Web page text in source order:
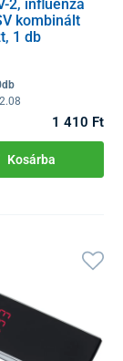
2, influenza
kombinált
1 db
1 410 Ft
Kosárba